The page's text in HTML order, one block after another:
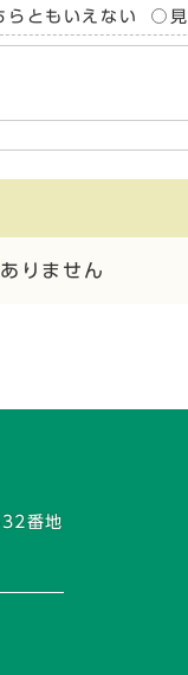
らともいえない
りません
番地